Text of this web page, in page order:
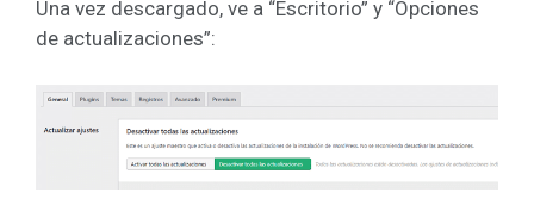
Una vez descargado, ve a “Escritorio” y “Opciones
de actualizaciones”: